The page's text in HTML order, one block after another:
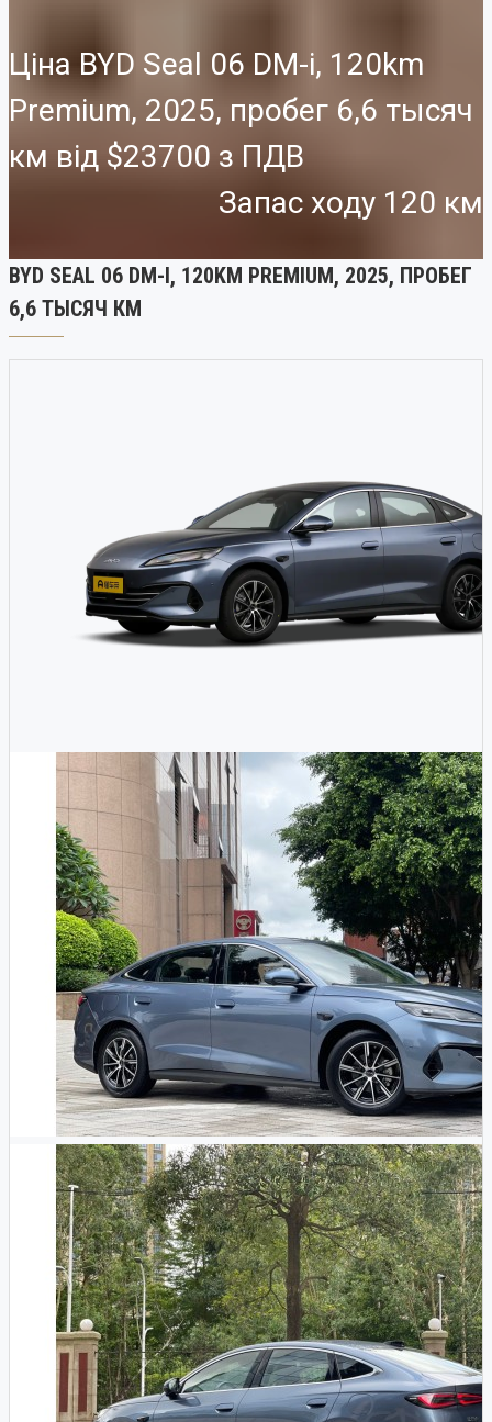
Ціна BYD Seal 06 DM-i, 120km
Premium, 2025, пробег 6,6 тысяч
км від $23700
Запас ходу 120 км
BYD SEAL 06 DM-I, 120KM PREMIUM, 2025, ПРОБЕГ
6,6 ТЫСЯЧ КМ